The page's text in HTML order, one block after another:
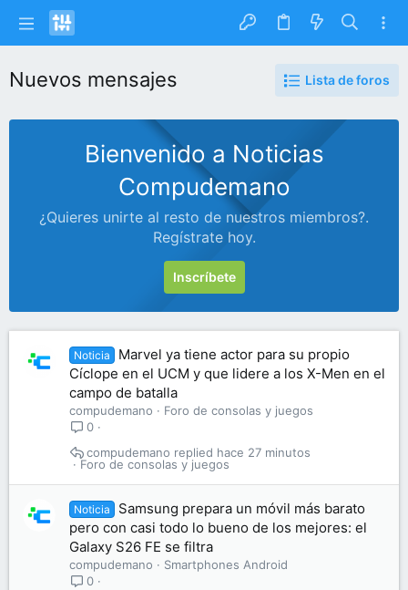
Nuevos mensajes Lista de foros
Bienvenido a Noticias
Compudemano
¿Quieres unirte al resto de nuestros miembros?.
Regístrate hoy.
Inscríbete
Noticia
Marvel ya tiene actor para su propio
Cíclope en el UCM y que lidere a los X-Men en el
campo de batalla
compudemano
Foro de consolas y juegos
0
Foro de consolas y juegos
hace 27 minutos
compudemano
Noticia
Samsung prepara un móvil más barato
pero con casi todo lo bueno de los mejores: el
Galaxy S26 FE se filtra
compudemano
Smartphones Android
0